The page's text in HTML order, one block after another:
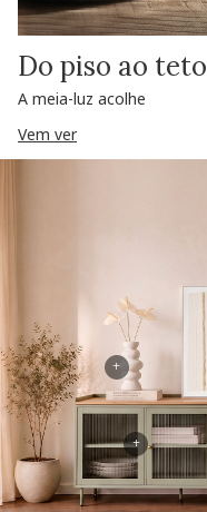
Do piso ao teto
A meia-luz acolhe
Vem ver
+
+